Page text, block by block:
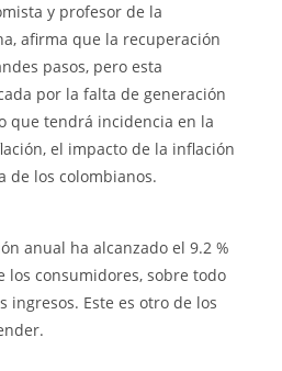
y profesor de la
afirma que la recuperación
pasos, pero esta
por la falta de generación
que tendrá incidencia en la
el impacto de la inflación
de los colombianos.
anual ha alcanzado el 9.2 %
los consumidores, sobre todo
ingresos. Este es otro de los